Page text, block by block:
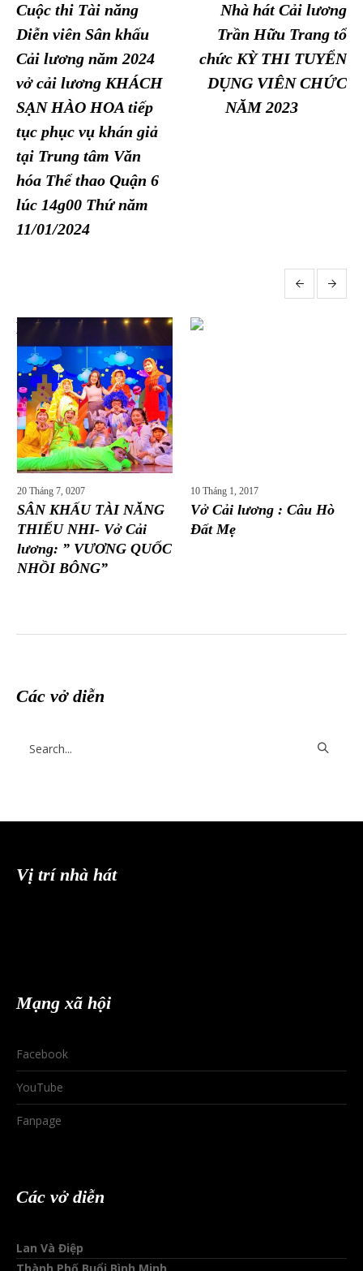
Cuộc thi Tài năng
Diễn viên Sân khấu
Cải lương năm 2024
vở cải lương KHÁCH
SẠN HÀO HOA tiếp
tục phục vụ khán giả
tại Trung tâm Văn
hóa Thể thao Quận 6
lúc 14g00 Thứ năm
11/01/2024
Nhà hát Cải lương
Trần Hữu Trang tổ
chức KỲ THI TUYỂN
DỤNG VIÊN CHỨC
NĂM 2023
More posts
20 Tháng 7, 0207
SÂN KHẤU TÀI NĂNG
THIẾU NHI- Vở Cải
lương: ” VƯƠNG QUỐC
NHỒI BÔNG”
10 Tháng 1, 2017
Vở Cải lương : Câu Hò
Đất Mẹ
Các vở diễn
Vị trí nhà hát
Mạng xã hội
Facebook
YouTube
Fanpage
Các vở diễn
Lan Và Điệp
Thành Phố Buổi Bình Minh